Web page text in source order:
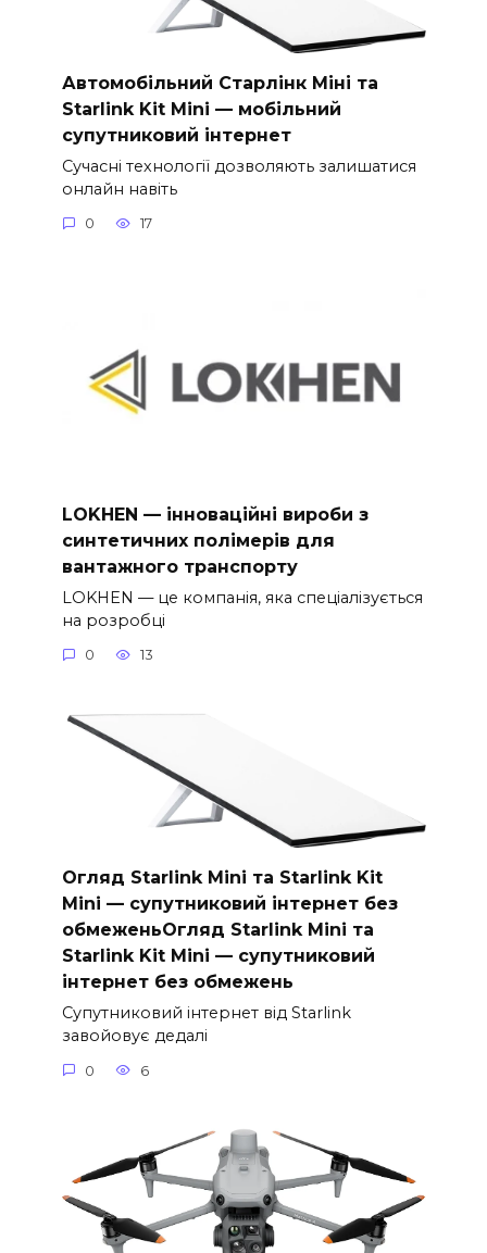
Автомобільний Старлінк Міні та
Starlink Kit Mini — мобільний
супутниковий інтернет
Сучасні технології дозволяють залишатися
онлайн навіть
0 17
LOKHEN — інноваційні вироби з
синтетичних полімерів для
вантажного транспорту
LOKHEN — це компанія, яка спеціалізується
на розробці
0 13
Огляд Starlink Mini та Starlink Kit
Mini — супутниковий інтернет без
обмеженьОгляд Starlink Mini та
Starlink Kit Mini — супутниковий
інтернет без обмежень
Супутниковий інтернет від Starlink
завойовує дедалі
0 6